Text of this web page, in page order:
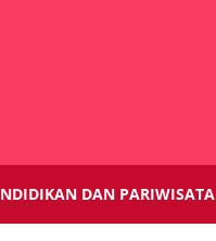
DAN PARIWISATA